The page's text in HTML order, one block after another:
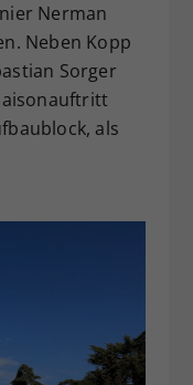
Nerman
Neben Kopp
Sorger
als